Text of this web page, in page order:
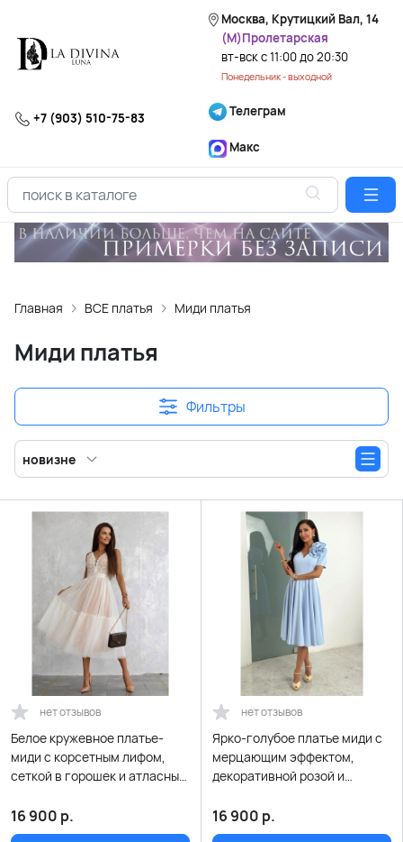
Москва, Крутицкий Вал, 14
(М)Пролетарская
вт-вск с 11:00 до 20:30
Понедельник - выходной
+7 (903) 510-75-83 Телеграм
Макс
Главная ВСЕ платья Миди платья
Миди платья
Фильтры
новизне
нет отзывов
Белое кружевное платье-
миди с корсетным лифом,
сеткой в горошек и атласным
16 900 р.
нет отзывов
Ярко-голубое платье миди с
мерцающим эффектом,
декоративной розой и
16 900 р.